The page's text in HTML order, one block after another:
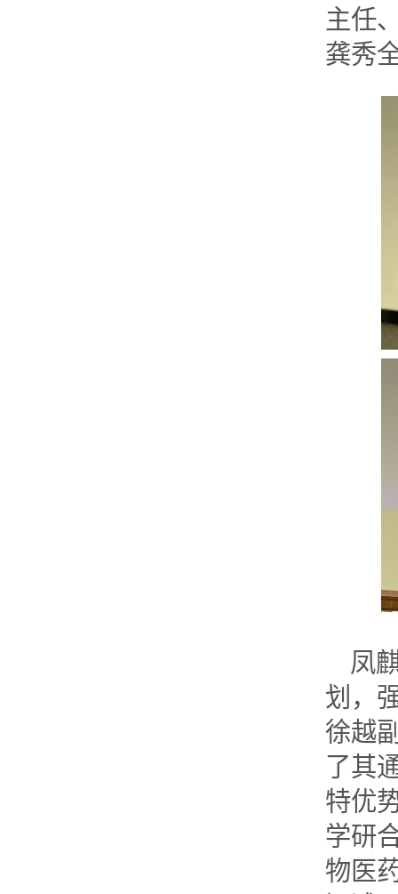
主任
龚秀
凤
划，
徐越
了其
特优
学研
物医